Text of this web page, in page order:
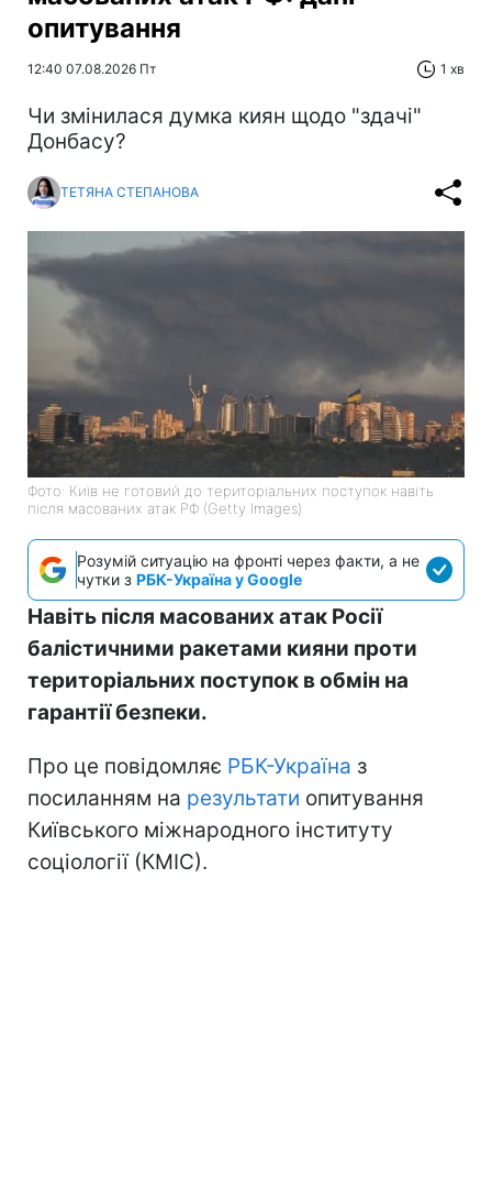
опитування
12:40 07.08.2026 Пт 1 хв
Чи змінилася думка киян щодо "здачі"
Донбасу?
ТЕТЯНА СТЕПАНОВА
Фото: Київ не готовий до територіальних поступок навіть
після масованих атак РФ (Getty Images)
Розумій ситуацію на фронті через факти, а не
чутки з РБК-Україна у Google
Навіть після масованих атак Росії
балістичними ракетами кияни проти
територіальних поступок в обмін на
гарантії безпеки.
Про це повідомляє РБК-Україна з
посиланням на результати опитування
Київського міжнародного інституту
соціології (КМІС).